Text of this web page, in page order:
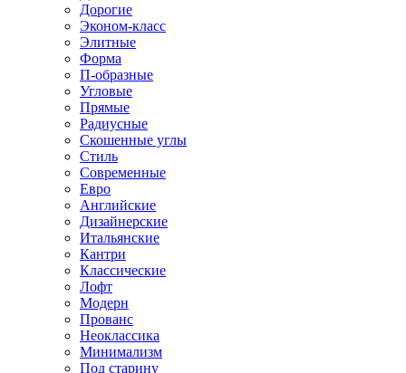
Дорогие
Эконом-класс
Элитные
Форма
П-образные
Угловые
Прямые
Радиусные
Скошенные углы
Стиль
Современные
Евро
Английские
Дизайнерские
Итальянские
Кантри
Классические
Лофт
Модерн
Прованс
Неоклассика
Минимализм
Под старину